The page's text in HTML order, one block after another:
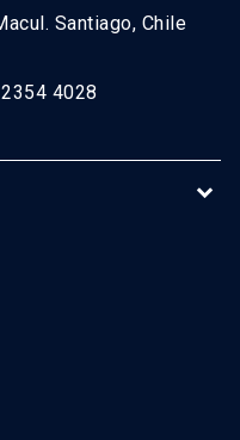
Santiago, Chile
4028